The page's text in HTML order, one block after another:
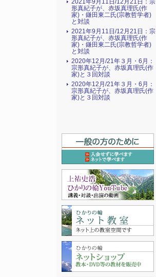
2021年9月11日/12月21日：宗
形真紀子が、赤坂真理氏(作
家)・鎌田東二氏(宗教哲学者)
と対談
2021年9月11日/12月21日：宗
形真紀子が、赤坂真理氏(作
家)・鎌田東二氏(宗教哲学者)
と対談
2020年12月/21年３月・6月：
宗形真紀子が、赤坂真理氏(作
家)と３回対談
2020年12月/21年３月・6月：
宗形真紀子が、赤坂真理氏(作
家)と３回対談